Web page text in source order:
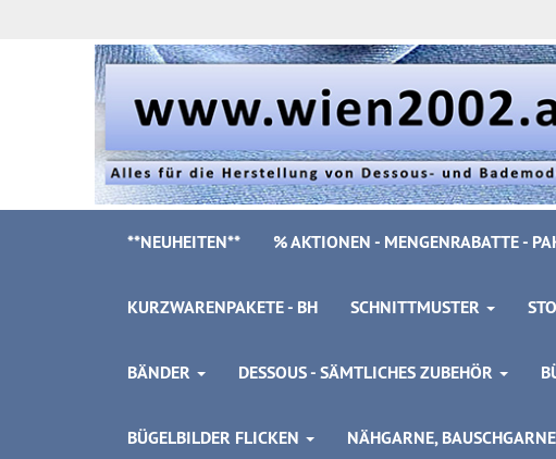
**NEUHEITEN** % AKTIONEN - MENGENRABATTE -
KURZWARENPAKETE - BH SCHNITTMUSTER
BÄNDER DESSOUS - SÄMTLICHES ZUBEHÖR
BÜGELBILDER FLICKEN NÄHGARNE,